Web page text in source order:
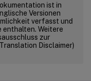
ist in
Versionen
verfasst und
enthalten. Weitere
zur
Disclaimer)